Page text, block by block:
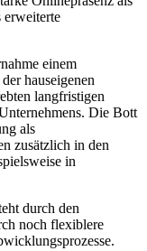
erweiterte
einem
hauseigenen
langfristigen
Die Bott
als
zusätzlich in den
in
durch den
noch flexiblere